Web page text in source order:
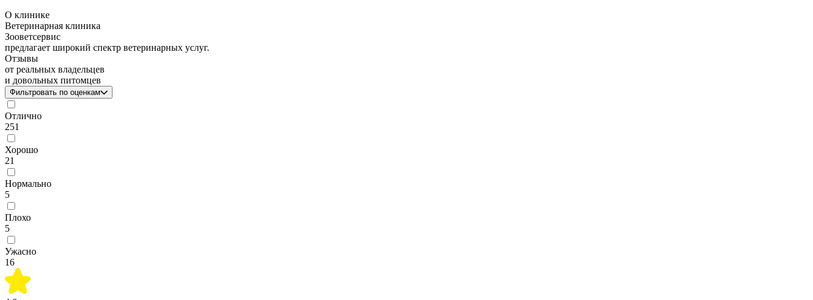
О клинике
Ветеринарная клиника
Зооветсервис
предлагает широкий спектр ветеринарных услуг.
Отзывы
от реальных владельцев
и довольных питомцев
Фильтровать по оценкам
Отлично
251
Хорошо
21
Нормально
5
Плохо
5
Ужасно
16